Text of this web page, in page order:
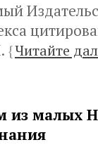
{Читайте
из малых